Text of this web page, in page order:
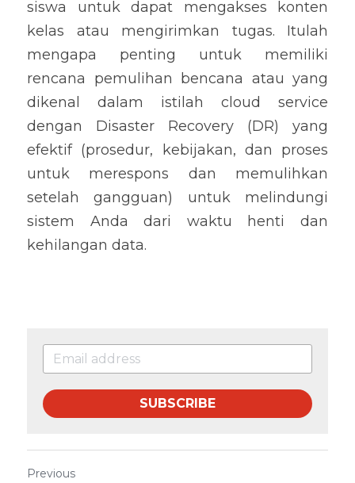
siswa untuk dapat mengakses konten
kelas atau mengirimkan tugas. Itulah
mengapa penting untuk memiliki
rencana pemulihan bencana atau yang
dikenal dalam istilah cloud service
dengan Disaster Recovery (DR) yang
efektif (prosedur, kebijakan, dan proses
untuk merespons dan memulihkan
setelah gangguan) untuk melindungi
sistem Anda dari waktu henti dan
kehilangan data.
SUBSCRIBE
Previous